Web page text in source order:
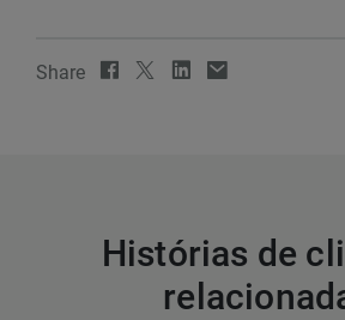
Share
Histórias de